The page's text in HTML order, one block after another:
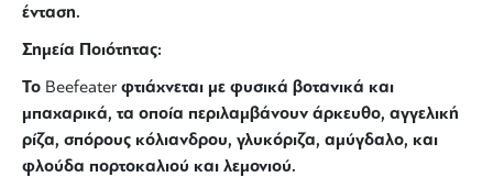
ένταση.
Σημεία Ποιότητας:
Το Beefeaterφτιάχνεται με φυσικά βοτανικά και
μπαχαρικά, τα οποία περιλαμβάνουν άρκευθο, αγγελική
ρίζα, σπόρους κόλιανδρου, γλυκόριζα, αμύγδαλο, και
φλούδα πορτοκαλιού και λεμονιού.